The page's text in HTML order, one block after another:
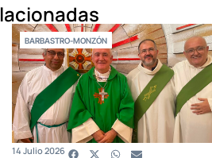
BARBASTRO-MONZÓN
14 Julio 2026